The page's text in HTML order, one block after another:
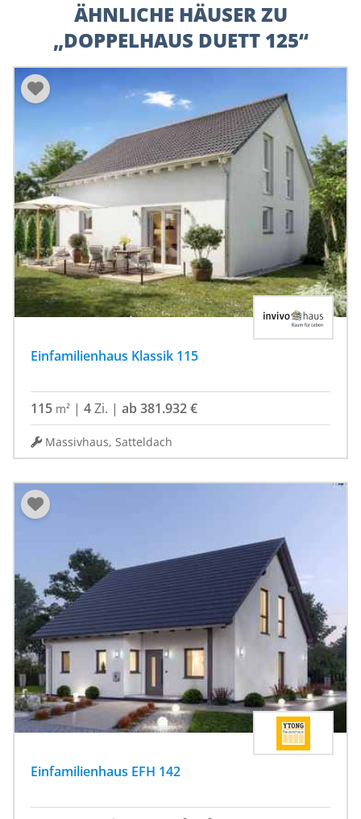
ÄHNLICHE HÄUSER ZU
„DOPPELHAUS DUETT 125“
Einfamilienhaus Klassik 115
115 m² | 4Zi. | ab 381.932 €
Massivhaus, Satteldach
Einfamilienhaus EFH 142